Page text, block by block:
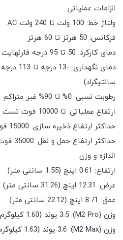
الزامات عملیاتی
ولتاژ خط: 100 ولت تا 240 ولت AC
فرکانس: 50 هرتز تا 60 هرتز
دمای کارکرد: 50 تا 95 درجه فارنهایت (10 تا 35 درجه سانتی گراد)
سانتیگراد)
رطوبت نسبی: 0% تا 90% غیر متراکم
ارتفاع عملیاتی: تا 10000 فوت تست شده است
حداکثر ارتفاع ذخیره سازی: 15000 فوت
حداکثر ارتفاع حمل و نقل: 35000 فوت
اندازه و وزن
ارتفاع: 0.61 اینچ (1.55 سانتی متر)
عرض: 12.31 اینچ (31.26 سانتی متر)
عمق: 8.71 اینچ (22.12 سانتی متر)
وزن (M2 Pro): 3.5 پوند (1.60 کیلوگرم)6
وزن (M2 Max): 3.6 پوند (1.63 کیلوگرم)6